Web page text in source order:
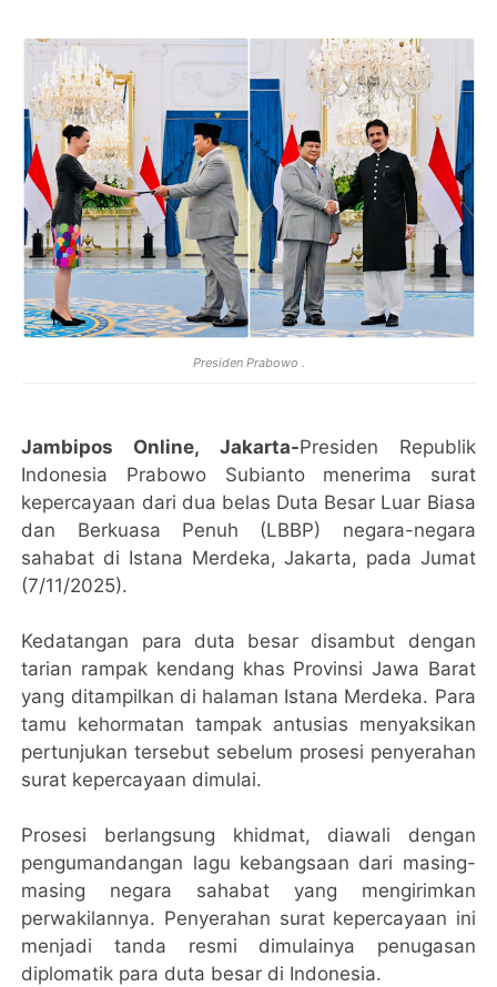
Presiden Prabowo .
Jambipos Online, Jakarta-Presiden Republik
Indonesia Prabowo Subianto menerima surat
kepercayaan dari dua belas Duta Besar Luar Biasa
dan Berkuasa Penuh (LBBP) negara-negara
sahabat di Istana Merdeka, Jakarta, pada Jumat
(7/11/2025).
Kedatangan para duta besar disambut dengan
tarian rampak kendang khas Provinsi Jawa Barat
yang ditampilkan di halaman Istana Merdeka. Para
tamu kehormatan tampak antusias menyaksikan
pertunjukan tersebut sebelum prosesi penyerahan
surat kepercayaan dimulai.
Prosesi berlangsung khidmat, diawali dengan
pengumandangan lagu kebangsaan dari masing-
masing negara sahabat yang mengirimkan
perwakilannya. Penyerahan surat kepercayaan ini
menjadi tanda resmi dimulainya penugasan
diplomatik para duta besar di Indonesia.